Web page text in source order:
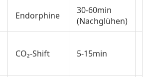
Endorphine
30‑60min
(Nachglühen)
CO₂‑Shift 5‑15min